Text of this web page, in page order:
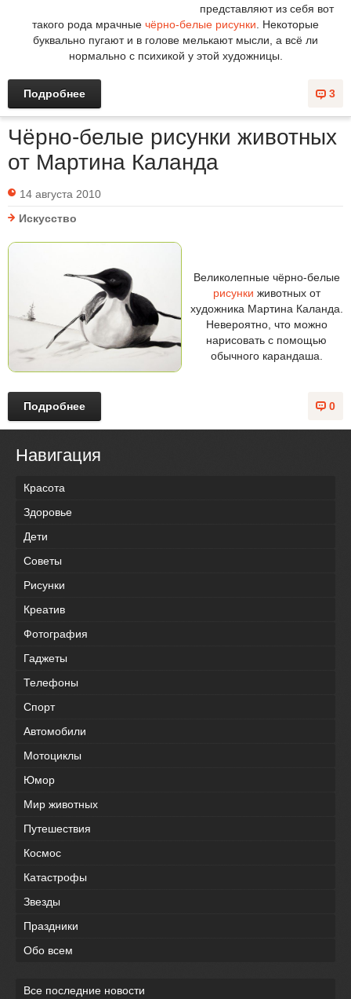
представляют из себя вот
такого рода мрачные чёрно-белые рисунки . Некоторые
буквально пугают и в голове мелькают мысли, а всё ли
нормально с психикой у этой художницы.
3
Подробнее
Чёрно-белые рисунки животных
от Мартина Каланда
14 августа 2010
Искусство
Великолепные чёрно-белые
рисунки животных от
художника Мартина Каланда.
Невероятно, что можно
нарисовать с помощью
обычного карандаша.
0
Подробнее
Навигация
Красота
Здоровье
Дети
Советы
Рисунки
Креатив
Фотография
Гаджеты
Телефоны
Спорт
Автомобили
Мотоциклы
Юмор
Мир животных
Путешествия
Космос
Катастрофы
Звезды
Праздники
Обо всем
Все последние новости